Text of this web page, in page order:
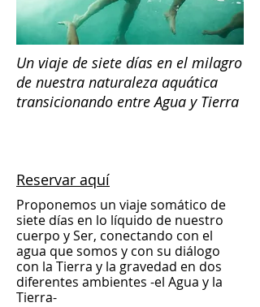
Un viaje de siete días en el milagro
de nuestra naturaleza aquática
transicionando entre Agua y Tierra
Reservar aquí
Proponemos un viaje somático de
siete días en lo líquido de nuestro
cuerpo y Ser, conectando con el
agua que somos y con su diálogo
con la Tierra y la gravedad en dos
diferentes ambientes -el Agua y la
Tierra-